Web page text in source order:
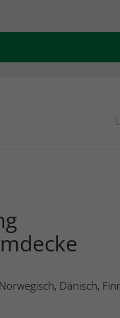
Dänisch,